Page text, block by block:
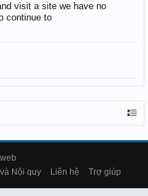
visit a site we have no
continue to
Nội quy Liên hệ Trợ giúp